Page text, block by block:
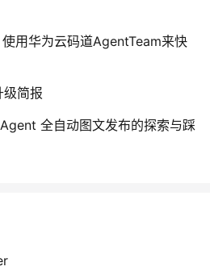
用华为云码道AgentTeam来快
简报
全自动图文发布的探索与踩